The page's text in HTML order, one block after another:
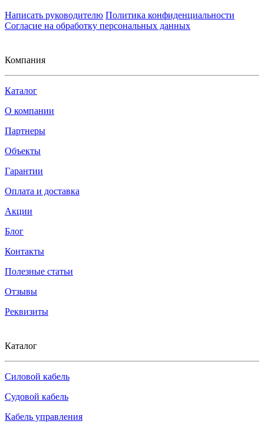
Написать руководителю Политика конфиденциальности
Согласие на обработку персональных данных
Компания
Каталог
О компании
Партнеры
Объекты
Гарантии
Оплата и доставка
Акции
Блог
Контакты
Полезные статьи
Отзывы
Реквизиты
Каталог
Силовой кабель
Судовой кабель
Кабель управления